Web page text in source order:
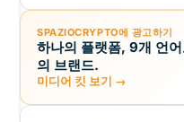
SPAZIOCRYPTO에 광고하기
하나의 플랫폼, 9개 언
의 브랜드.
미디어 킷 보기 →